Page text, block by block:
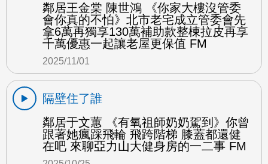
鄰居王金棠 陳世鴻 《你家大樓沒管委
會你真的不怕》北市老宅成立管委會先
拿6萬再獨享130萬補助款整棟拉皮再享
千萬優惠一起讓老屋更保值 FM
2025/11/01
隔壁住了誰
鄰居于文蕙 《有氧祖師奶奶駕到》你曾
跟著她瘋踩飛輪 飛跨階梯 膝蓋都還健
在吧 來聊亞力山大健身房的一二事 FM